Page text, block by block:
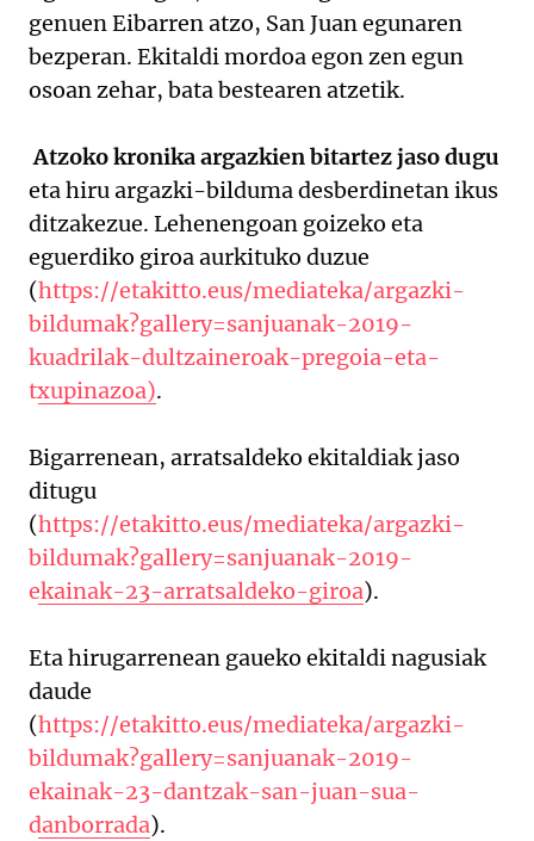
genuen Eibarren atzo, San Juan egunaren
bezperan. Ekitaldi mordoa egon zen egun
osoan zehar, bata bestearen atzetik.
Atzoko kronika argazkien bitartez jaso dugu
eta hiru argazki-bilduma desberdinetan ikus
ditzakezue. Lehenengoan goizeko eta
eguerdiko giroa aurkituko duzue
(https://etakitto.eus/mediateka/argazki-
bildumak?gallery=sanjuanak-2019-
kuadrilak-dultzaineroak-pregoia-eta-
txupinazoa).
Bigarrenean, arratsaldeko ekitaldiak jaso
ditugu
(https://etakitto.eus/mediateka/argazki-
bildumak?gallery=sanjuanak-2019-
ekainak-23-arratsaldeko-giroa).
Eta hirugarrenean gaueko ekitaldi nagusiak
daude
(https://etakitto.eus/mediateka/argazki-
bildumak?gallery=sanjuanak-2019-
ekainak-23-dantzak-san-juan-sua-
danborrada).